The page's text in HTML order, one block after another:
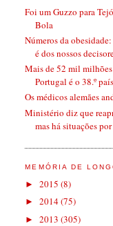
Foi um Guzzo para
Bola
Números da
é dos nossos
Mais de 52 mil
Portugal é o 38.º
Os médicos alemães
Ministério diz que
mas há situações
MEMÓRIA DE
►2015(8)
►2014(75)
►2013(305)